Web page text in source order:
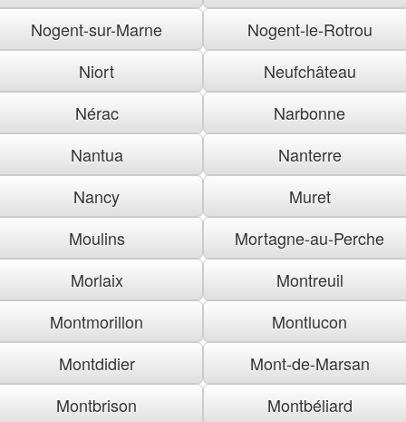
Nogent-sur-Marne
Nogent-le-Rotrou
Niort
Neufchâteau
Nérac
Narbonne
Nantua
Nanterre
Nancy
Muret
Moulins
Mortagne-au-Perche
Morlaix
Montreuil
Montmorillon
Montlucon
Montdidier
Mont-de-Marsan
Montbrison
Montbéliard